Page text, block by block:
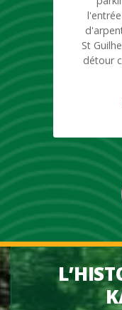
St
détour